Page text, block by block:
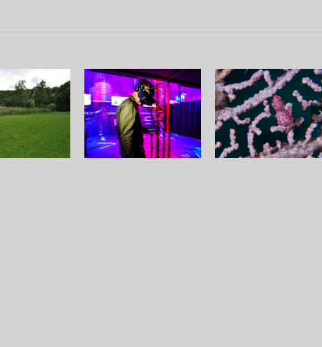
Lezing Waterkwaliteit
VR Escape Room in de
herhaling op zaterdag
8 maart 2025!
De winnaars van Gejo
2025 kalender